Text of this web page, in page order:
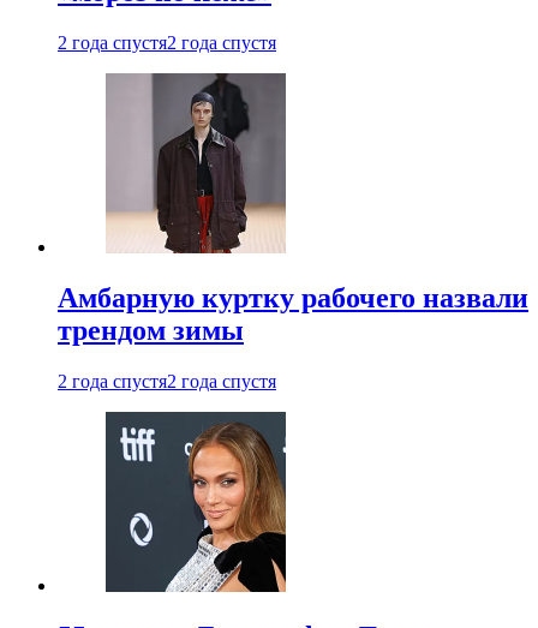
2 года спустя2 года спустя
Амбарную куртку рабочего назвали
трендом зимы
2 года спустя2 года спустя